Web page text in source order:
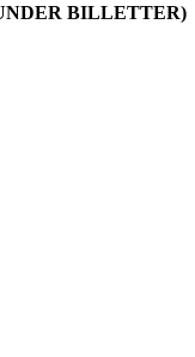
BILLETTER)